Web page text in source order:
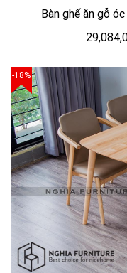
Bàn ghế ăn gỗ
-18%